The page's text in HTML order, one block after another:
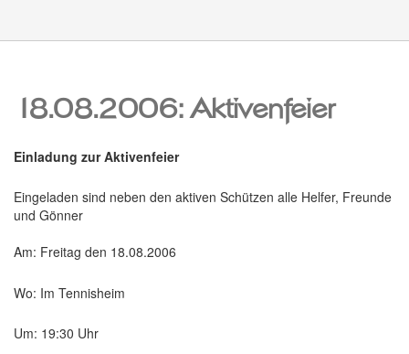
18.08.2006: Aktivenfeier
Einladung zur Aktivenfeier
Eingeladen sind neben den aktiven Schützen alle Helfer, Freunde
und Gönner
Am: Freitag den 18.08.2006
Wo: Im Tennisheim
Um: 19:30 Uhr